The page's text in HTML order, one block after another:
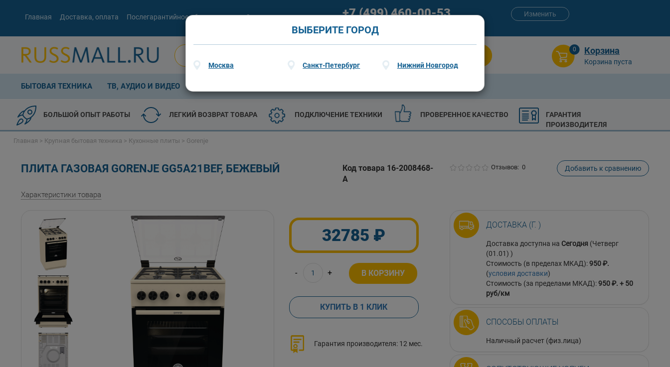
Главная Доставка, оплата Послегарантийное обслуживание О гарантии +7 (499) 460-00-53
09:00 - 21:00 (пн-пт) 09:00 - 20:00 (сб-вс)
Изменить
ВЫБЕРИТЕ ГОРОД
Москва Санкт-Петербург Нижний Новгород
0 Корзина
Корзина пуста
БЫТОВАЯ ТЕХНИКА ТВ, АУДИО И ВИДЕО
БОЛЬШОЙ ОПЫТ РАБОТЫ ЛЕГКИЙ ВОЗВРАТ ТОВАРА ПОДКЛЮЧЕНИЕ ТЕХНИКИ ПРОВЕРЕННОЕ КАЧЕСТВО
ГАРАНТИЯ
ПРОИЗВОДИТЕЛЯ
Главная > Крупная бытовая техника > Кухонные плиты > Gorenje
ПЛИТА ГАЗОВАЯ GORENJE GG5A21BEF, БЕЖЕВЫЙ
Код товара 16-2008468-
A
Отзывов: 0 Добавить к сравнению
Характеристики товара
32785 ₽
- + В КОРЗИНУ
КУПИТЬ В 1 КЛИК
Гарантия производителя: 12 мес.
ДОСТАВКА (Г. )
Доставка доступна на Сегодня (Четверг
(01.01) )
Стоимость (в пределах МКАД):950 ₽.
(условия доставки)
Стоимость (за пределами МКАД):950 ₽. + 50
руб/км
СПОСОБЫ ОПЛАТЫ
Наличный расчет (физ.лица)